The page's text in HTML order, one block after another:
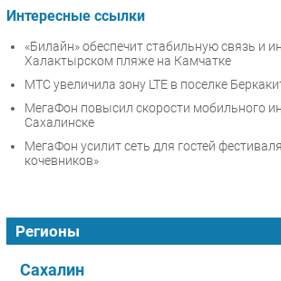
Интересные ссылки
«Билайн» обеспечит стабильную связь и
Халактырском пляже на Камчатке
МТС увеличила зону LTE в поселке
МегаФон повысил скорости мобильного
Сахалинске
МегаФон усилит сеть для гостей
кочевников»
Регионы
Сахалин